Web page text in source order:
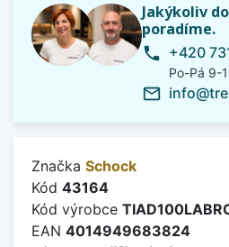
Jakýkoliv
poradíme.
phone +420
Po-Pá 9-
mail_outline
Značka Schock
Kód 43164
Kód výrobce
EAN 4014949683824